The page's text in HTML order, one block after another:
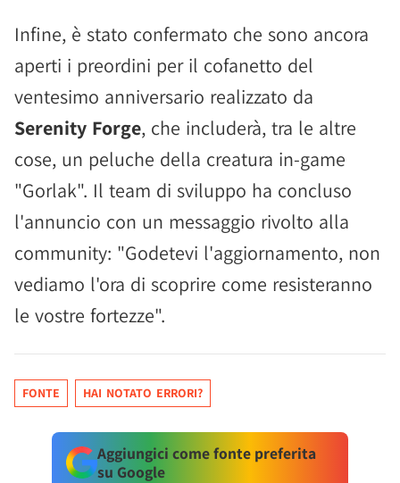
Infine, è stato confermato che sono ancora
aperti i preordini per il cofanetto del
ventesimo anniversario realizzato da
Serenity Forge, che includerà, tra le altre
cose, un peluche della creatura in-game
"Gorlak". Il team di sviluppo ha concluso
l'annuncio con un messaggio rivolto alla
community: "Godetevi l'aggiornamento, non
vediamo l'ora di scoprire come resisteranno
le vostre fortezze".
FONTE HAI NOTATO ERRORI?
Aggiungici come fonte preferita
su Google